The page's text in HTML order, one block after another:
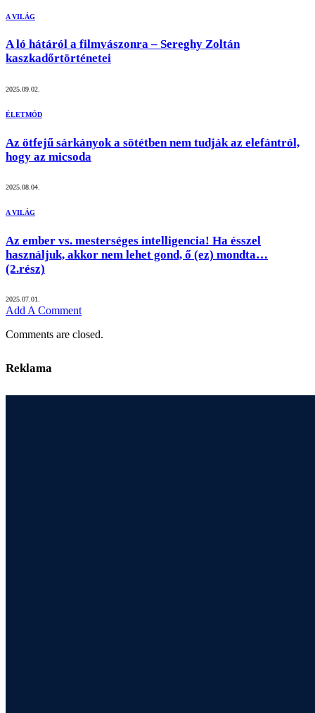
A VILÁG
A ló hátáról a filmvászonra – Sereghy Zoltán
kaszkadőrtörténetei
2025.09.02.
ÉLETMÓD
Az ötfejű sárkányok a sötétben nem tudják az elefántról,
hogy az micsoda
2025.08.04.
A VILÁG
Az ember vs. mesterséges intelligencia! Ha ésszel
használjuk, akkor nem lehet gond, ő (ez) mondta…
(2.rész)
2025.07.01.
Add A Comment
Comments are closed.
Reklama